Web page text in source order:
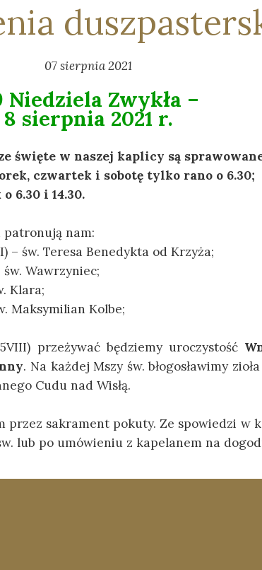
07 sierpnia 2021
Niedziela Zwykła –
8 sierpnia 2021 r.
święte w naszej kaplicy są
czwartek i sobotę tylko rano o 6.30;
6.30 i 14.30.
nam:
– św. Teresa Benedykta od Krzyża;
Wawrzyniec;
Klara;
Maksymilian Kolbe;
przeżywać będziemy uroczystość
. Na każdej Mszy św. błogosławimy
Cudu nad Wisłą.
przez sakrament pokuty. Ze spowiedzi w
lub po umówieniu z kapelanem na